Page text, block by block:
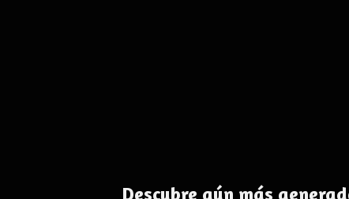
Descubre aún más